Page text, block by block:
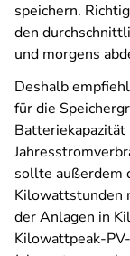
speichern.
den
und morgens
Deshalb
für die
sollte außerdem
Kilowattstunden
der Anlagen in
Kilowattpeak-